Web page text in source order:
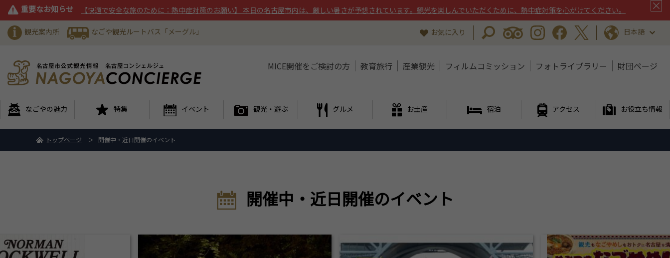
重要なお知らせ 【快適で安全な旅のために：熱中症対策のお願い】 本日の名古屋市内は、厳しい暑さが予想されています。観光を楽しんでいただくために、熱中症対策を心がけてください。
観光案内所 なごや観光ルートバス「メーグル」 お気に入り 日本語
MICE開催をご検討の方 教育旅行 産業観光 フィルムコミッション フォトライブラリー 財団ページ
なごやの魅力 特集 イベント 観光・遊ぶ グルメ お土産 宿泊 アクセス お役立ち情報
トップページ 開催中・近日開催のイベント
開催中・近日開催のイベント